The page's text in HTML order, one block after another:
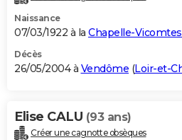
Naissance
07/03/1922 à la Chapelle-
Décès
26/05/2004 à Vendôme (Loir-et-
Elise CALU (93 ans)
Créer une cagnotte obsèques